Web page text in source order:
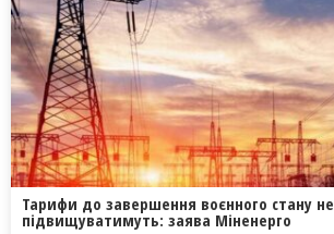
Тарифи до завершення воєнного стану не
підвищуватимуть: заява Міненерго